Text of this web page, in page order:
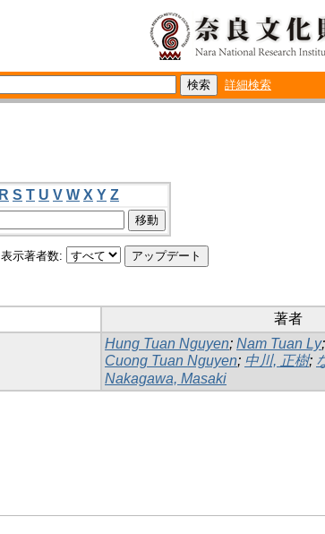
詳細検索
R S T U V W X Y Z
表示著者数:
著者
Hung Tuan Nguyen; Nam Tuan Ly;
Cuong Tuan Nguyen; 中川, 正樹;
Nakagawa, Masaki